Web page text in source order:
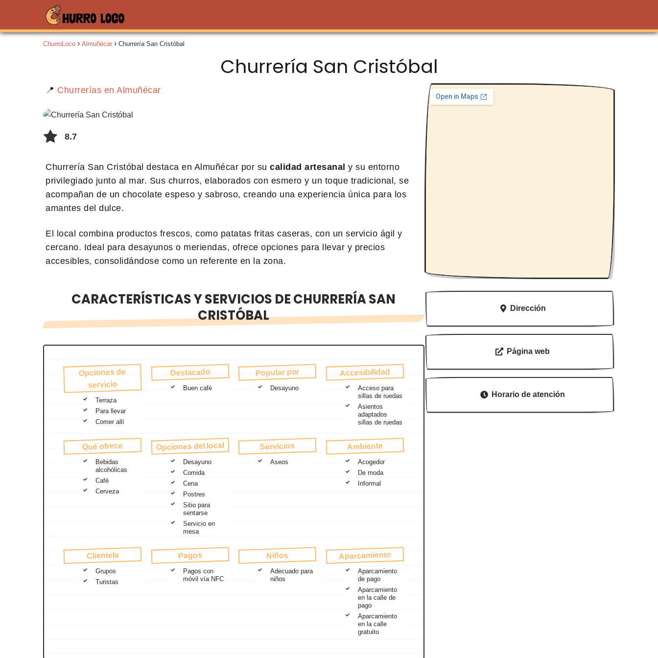
ChurroLoco Almuñécar Churrería San Cristóbal
Churrería San Cristóbal
📍 Churrerías en Almuñécar
8.7
Churrería San Cristóbal destaca en Almuñécar por su calidad artesanal y su entorno
privilegiado junto al mar. Sus churros, elaborados con esmero y un toque tradicional, se
acompañan de un chocolate espeso y sabroso, creando una experiencia única para los
amantes del dulce.
El local combina productos frescos, como patatas fritas caseras, con un servicio ágil y
cercano. Ideal para desayunos o meriendas, ofrece opciones para llevar y precios
accesibles, consolidándose como un referente en la zona.
CARACTERÍSTICAS Y SERVICIOS DE CHURRERÍA SAN
CRISTÓBAL
Opciones de
servicio
Terraza
Para llevar
Comer allí
Destacado
Buen café
Popular por
Desayuno
Accesibilidad
Acceso para
sillas de ruedas
Asientos
adaptados
sillas de ruedas
Qué ofrece
Bebidas
alcohólicas
Café
Cerveza
Opciones del local
Desayuno
Comida
Cena
Postres
Sitio para
sentarse
Servicio en
mesa
Servicios
Aseos
Ambiente
Acogedor
De moda
Informal
Clientela
Grupos
Turistas
Pagos
Pagos con
móvil vía NFC
Niños
Adecuado para
niños
Aparcamiento
Aparcamiento
de pago
Aparcamiento
en la calle de
pago
Aparcamiento
en la calle
gratuito
Dirección
Página web
Horario de atención